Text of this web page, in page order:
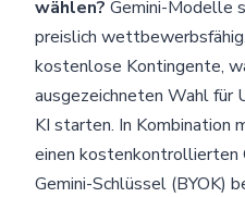
wählen? Gemini-Modelle
preislich
kostenlose Kontingente,
ausgezeichneten Wahl für
KI starten. In Kombination
einen kostenkontrollierten
Gemini-Schlüssel (BYOK)